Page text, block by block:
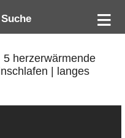
Suche
herzerwärmende
| langes